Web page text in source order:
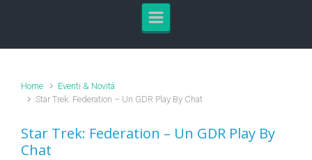
Home
Eventi & Novità
Star Trek: Federation – Un GDR Play By Chat
Star Trek: Federation – Un GDR Play By
Chat